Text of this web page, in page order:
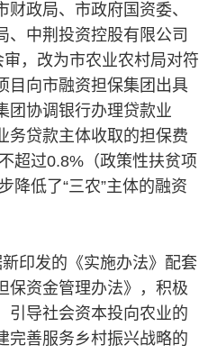
财政局、市政府国资委、
、中荆投资控股有限公司
审，改为市农业农村局对符
目向市融资担保集团出具
团协调银行办理贷款业
务贷款主体收取的担保费
超过0.8%（政策性扶贫项
降低了“三农”主体的融资
新印发的《实施办法》配套
保资金管理办法》，积极
引导社会资本投向农业的
完善服务乡村振兴战略的